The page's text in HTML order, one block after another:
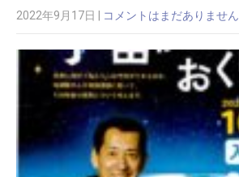
2022年9月17日 コメントはまだありません